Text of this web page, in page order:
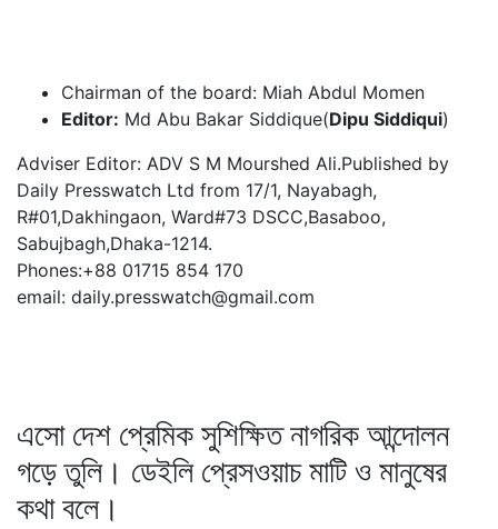
Chairman of the board: Miah Abdul Momen
Editor: Md Abu Bakar Siddique(Dipu Siddiqui)
Adviser Editor: ADV S M Mourshed Ali.Published by
Daily Presswatch Ltd from 17/1, Nayabagh,
R#01,Dakhingaon, Ward#73 DSCC,Basaboo,
Sabujbagh,Dhaka-1214.
Phones:+88 01715 854 170
email: daily.presswatch@gmail.com
এসো দেশ প্রেমিক সুশিক্ষিত নাগরিক আন্দোলন
গড়ে তুলি। ডেইলি প্রেসওয়াচ মাটি ও মানুষের
কথা বলে।